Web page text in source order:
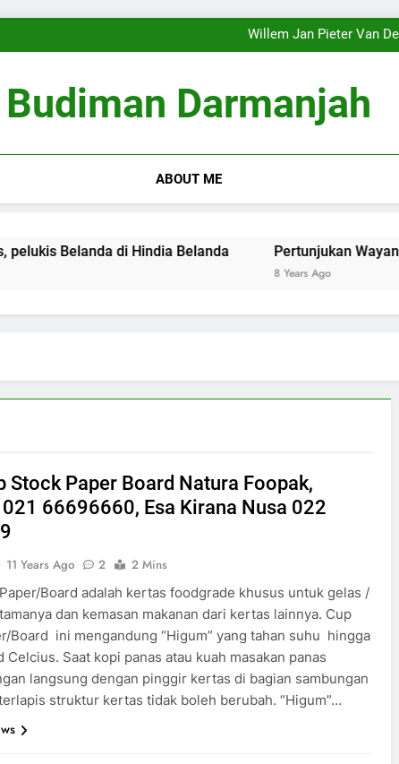
Pembingkaian Ulang
Willem Jan Pieter Van
Willem Jan Pieter Van
Budiman Darmanjah
ABOUT ME
Belanda di Hindia Belanda Pertunjukan Wayang Kulit
8 Years Ago
Stock Paper Board Natura Foopak,
66696660, Esa Kirana Nusa 022
11 Years Ago 2
2 Mins
Board adalah kertas foodgrade khusus untuk gelas /
dan kemasan makanan dari kertas lainnya. Cup
Board ini mengandung “Higum” yang tahan suhu hingga
Celcius. Saat kopi panas atau kuah masakan panas
langsung dengan pinggir kertas di bagian sambungan
struktur kertas tidak boleh berubah. “Higum”…